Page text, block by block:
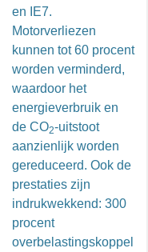
en IE7.
Motorverliezen
kunnen tot 60 procent
worden verminderd,
waardoor het
energieverbruik en
de CO2-uitstoot
aanzienlijk worden
gereduceerd. Ook de
prestaties zijn
indrukwekkend: 300
procent
overbelastingskoppel